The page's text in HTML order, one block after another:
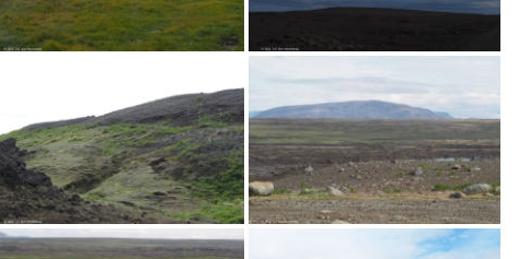
A
N
S
C
H
A
P